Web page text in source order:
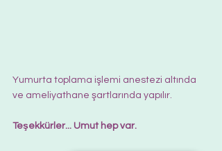
Yumurta toplama işlemi anestezi altında
ve ameliyathane şartlarında yapılır.
Teşekkürler... Umut hep var.